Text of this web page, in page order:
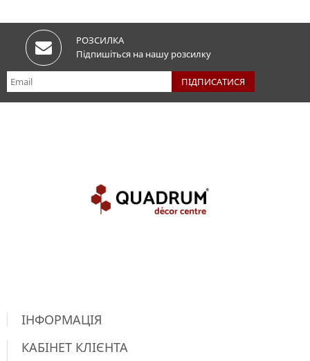
РОЗСИЛКА
Підпишіться на нашу розсилку
ІНФОРМАЦІЯ
КАБІНЕТ КЛІЄНТА